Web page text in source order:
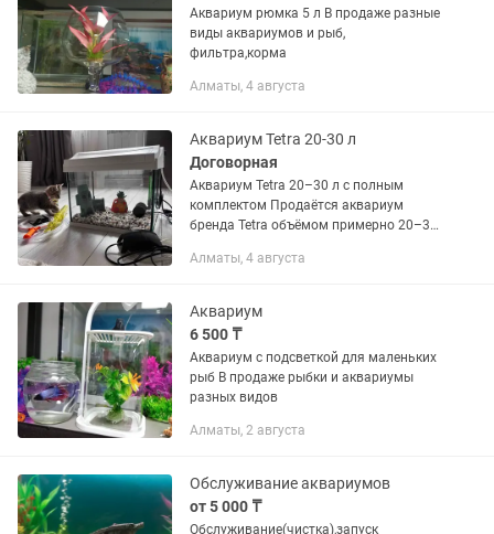
Аквариум рюмка 5 л В продаже разные
виды аквариумов и рыб,
фильтра,корма
Алматы, 4 августа
Аквариум Tetra 20-30 л
Договорная
Аквариум Tetra 20–30 л с полным
комплектом Продаётся аквариум
бренда Tetra объёмом примерно 20–30
Подойдёт для начинающих, петушка,
Алматы, 4 августа
Аквариум
6 500 ₸
Аквариум с подсветкой для маленьких
рыб В продаже рыбки и аквариумы
разных видов
Алматы, 2 августа
Обслуживание аквариумов
от 5 000 ₸
Обслуживание(чистка),запуск